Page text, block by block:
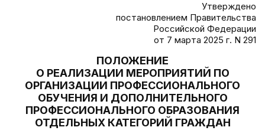
Утверждено
постановлением Правительства
Российской Федерации
от 7 марта 2025 г. N 291
ПОЛОЖЕНИЕ
О РЕАЛИЗАЦИИ МЕРОПРИЯТИЙ ПО
ОРГАНИЗАЦИИ ПРОФЕССИОНАЛЬНОГО
ОБУЧЕНИЯ И ДОПОЛНИТЕЛЬНОГО
ПРОФЕССИОНАЛЬНОГО ОБРАЗОВАНИЯ
ОТДЕЛЬНЫХ КАТЕГОРИЙ ГРАЖДАН